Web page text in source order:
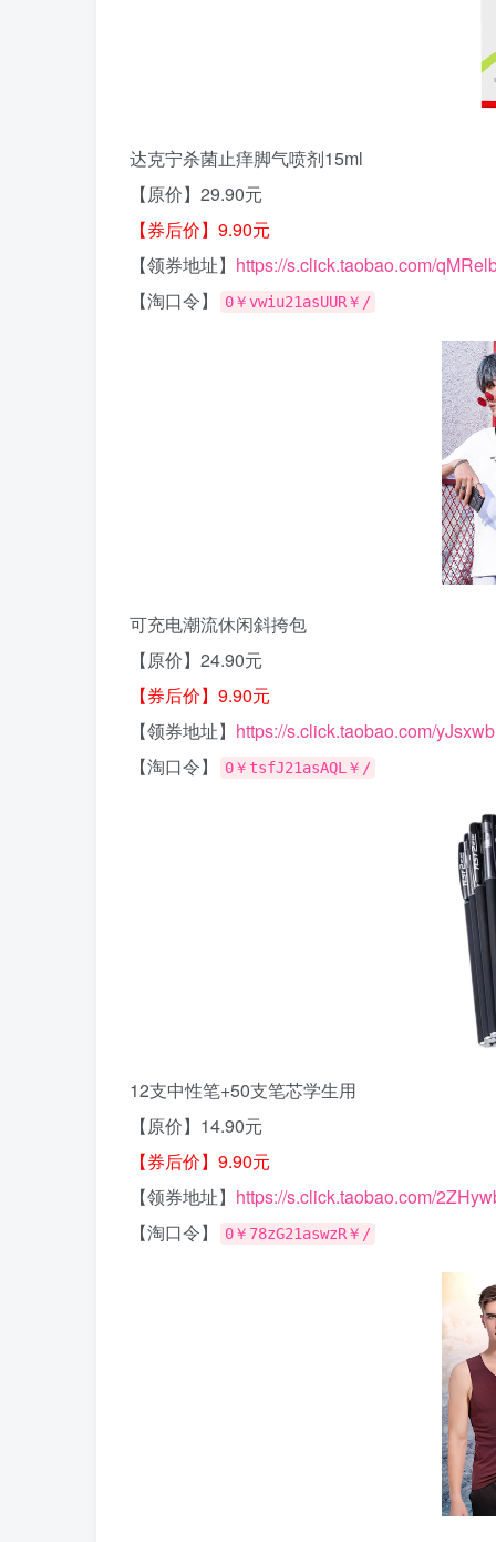
达克宁杀菌止痒脚气喷剂15ml
【原价】29.90元
【券后价】9.90元
【领券地址】 https://s.click.taobao.com/
【淘口令】
0￥vwiu21asUUR￥/
可充电潮流休闲斜挎包
【原价】24.90元
【券后价】9.90元
【领券地址】 https://s.click.taobao.com/
【淘口令】
0￥tsfJ21asAQL￥/
12支中性笔+50支笔芯学生用
【原价】14.90元
【券后价】9.90元
【领券地址】 https://s.click.taobao.com/
【淘口令】
0￥78zG21aswzR￥/